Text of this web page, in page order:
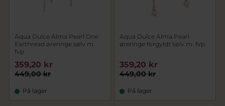
Aqua Dulce Alma Pearl One
Earthread øreringe sølv m.
fvp
449,00 kr
359,20 kr
På lager
Aqua Dulce Alma Pearl
øreringe forgyldt sølv m. fvp
449,00 kr
359,20 kr
På lager